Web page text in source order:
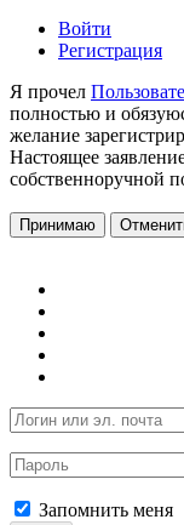
Войти
Регистрация
Я прочел
полностью и
желание
Настоящее
собственноручной
Принимаю
Запомнить меня